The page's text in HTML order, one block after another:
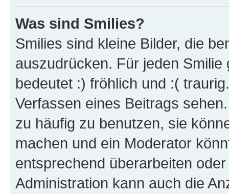
Was sind Smilies?
Smilies sind kleine Bilder, die
auszudrücken. Für jeden
bedeutet :) fröhlich und :(
Verfassen eines Beitrags
zu häufig zu benutzen, sie
machen und ein Moderator
entsprechend überarbeiten
Administration kann auch die